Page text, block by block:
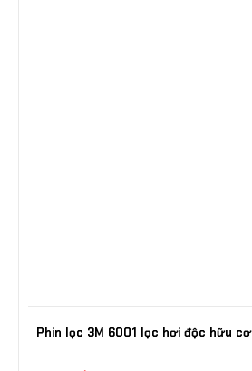
Phin lọc 3M 6001 lọc hơi độc hữu cơ